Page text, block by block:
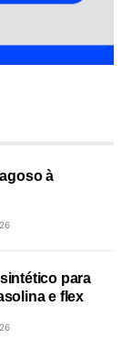
à
para
e flex